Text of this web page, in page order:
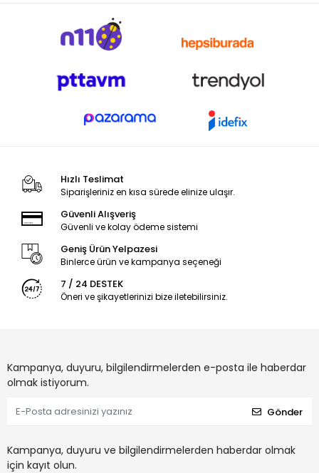
Hızlı Teslimat
Siparişleriniz en kısa sürede elinize ulaşır.
Güvenli Alışveriş
Güvenli ve kolay ödeme sistemi
Geniş Ürün Yelpazesi
Binlerce ürün ve kampanya seçeneği
7 / 24 DESTEK
Öneri ve şikayetlerinizi bize iletebilirsiniz.
Kampanya, duyuru, bilgilendirmelerden e-posta ile haberdar
olmak istiyorum.
Gönder
Kampanya, duyuru ve bilgilendirmelerden haberdar olmak
için kayıt olun.